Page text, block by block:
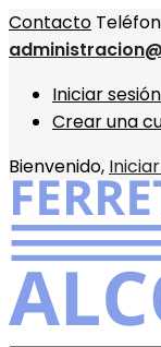
Contacto
Iniciar sesión
Crear una
Bienvenido,